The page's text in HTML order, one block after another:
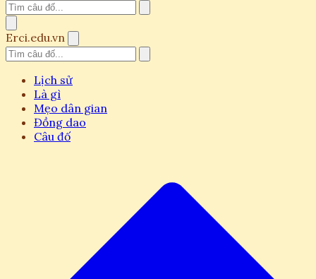
Erci.edu.vn
Lịch sử
Là gì
Mẹo dân gian
Đồng dao
Câu đố